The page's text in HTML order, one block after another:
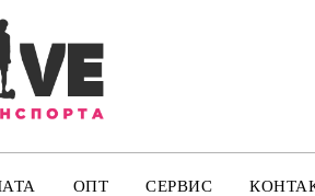
ОПТ СЕРВИС